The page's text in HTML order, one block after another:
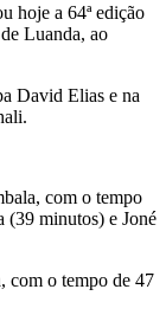
hoje a 64ª edição
Luanda, ao
David Elias e na
com o tempo
(39 minutos) e Joné
com o tempo de 47